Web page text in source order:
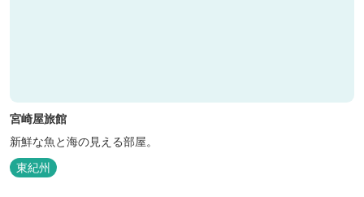
宮崎屋旅館
新鮮な魚と海の見える部屋。
東紀州